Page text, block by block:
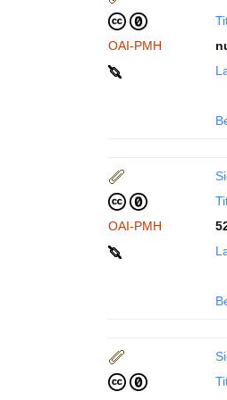
OAI-PMH
OAI-PMH